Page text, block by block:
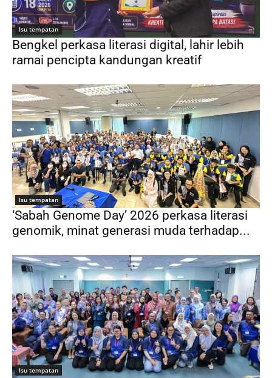
Isu tempatan
Bengkel perkasa literasi digital, lahir lebih
ramai pencipta kandungan kreatif
Isu tempatan
‘Sabah Genome Day’ 2026 perkasa literasi
genomik, minat generasi muda terhadap...
Isu tempatan